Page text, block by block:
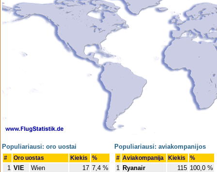
Populiariausi: oro uostai
# Oro uostas Kiekis %
1 VIE Wien 17 7,4 %
Populiariausi: aviakompanijos
# Aviakompanija Kiekis %
1 Ryanair 115 100,0 %